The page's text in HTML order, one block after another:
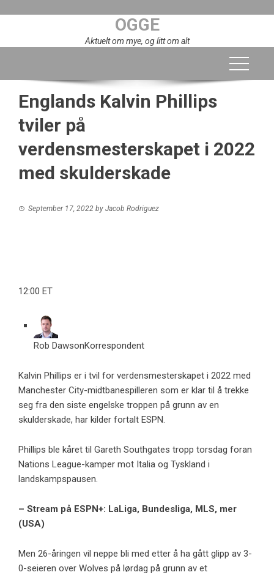
OGGE
Aktuelt om mye, og litt om alt
Englands Kalvin Phillips
tviler på
verdensmesterskapet i 2022
med skulderskade
September 17, 2022 by Jacob Rodriguez
12:00 ET
Rob DawsonKorrespondent
Kalvin Phillips er i tvil for verdensmesterskapet i 2022 med
Manchester City-midtbanespilleren som er klar til å trekke
seg fra den siste engelske troppen på grunn av en
skulderskade, har kilder fortalt ESPN.
Phillips ble kåret til Gareth Southgates tropp torsdag foran
Nations League-kamper mot Italia og Tyskland i
landskampspausen.
– Stream på ESPN+: LaLiga, Bundesliga, MLS, mer
(USA)
Men 26-åringen vil neppe bli med etter å ha gått glipp av 3-
0-seieren over Wolves på lørdag på grunn av et